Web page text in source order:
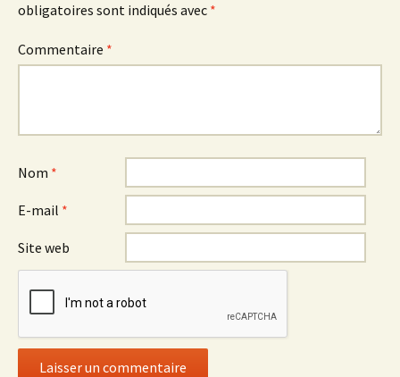
obligatoires sont indiqués avec *
Commentaire *
Nom *
E-mail *
Site web